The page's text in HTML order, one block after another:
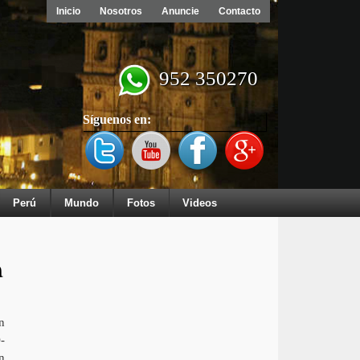
Inicio Nosotros Anuncie Contacto
952 350270
Síguenos en:
Perú Mundo Fotos Videos